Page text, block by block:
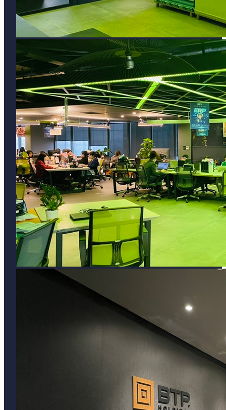
Công Ty Cổ Phần Đầu Tư Thương Mại Và Dịch
Vụ Mặt Trời
Tòa nhà CIC Tower, số 1 Nguyễn Thị Duệ,
Phường Yên Hòa, Hà Nội
MST: 0108816058
0968 382 682
support@sunoffice.vn
THÔNG TIN
Về chúng tôi
Chính sách bảo mật
Điều koản sử dụng